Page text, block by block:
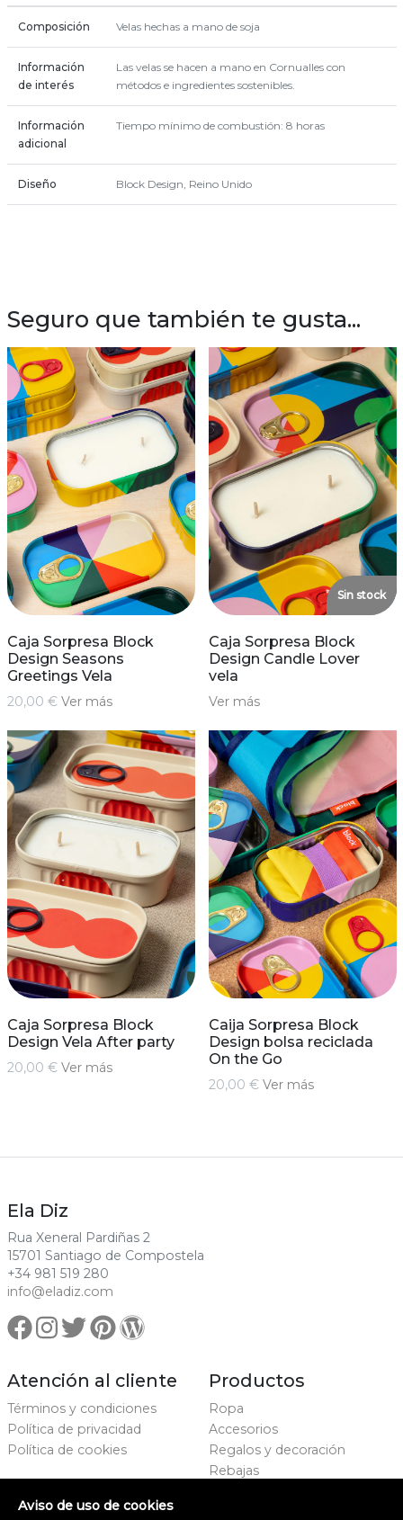
Composición Velas hechas a mano de soja
Información
de interés
Las velas se hacen a mano en Cornualles con
métodos e ingredientes sostenibles.
Información
adicional
Tiempo mínimo de combustión: 8 horas
Diseño Block Design, Reino Unido
Seguro que también te gusta...
Caja Sorpresa Block
Design Seasons
Greetings Vela
20,00 € Ver más
Sin stock
Caja Sorpresa Block
Design Candle Lover
vela
Ver más
Caja Sorpresa Block
Design Vela After party
20,00 € Ver más
Caija Sorpresa Block
Design bolsa reciclada
On the Go
20,00 € Ver más
Ela Diz
Rua Xeneral Pardiñas 2
15701 Santiago de Compostela
+34 981 519 280
info@eladiz.com
Atención al cliente
Términos y condiciones
Política de privacidad
Política de cookies
Productos
Ropa
Accesorios
Regalos y decoración
Rebajas
Aviso de uso de cookies